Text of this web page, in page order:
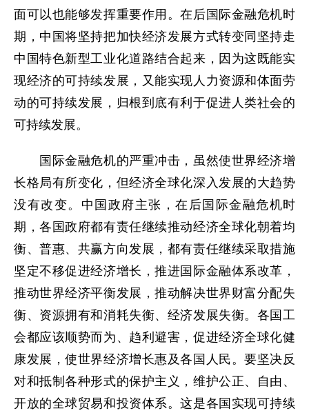
面可以也能够发挥重要作用。在后国际金融危机时
期，中国将坚持把加快经济发展方式转变同坚持走
中国特色新型工业化道路结合起来，因为这既能实
现经济的可持续发展，又能实现人力资源和体面劳
动的可持续发展，归根到底有利于促进人类社会的
可持续发展。
国际金融危机的严重冲击，虽然使世界经济增
长格局有所变化，但经济全球化深入发展的大趋势
没有改变。中国政府主张，在后国际金融危机时
期，各国政府都有责任继续推动经济全球化朝着均
衡、普惠、共赢方向发展，都有责任继续采取措施
坚定不移促进经济增长，推进国际金融体系改革，
推动世界经济平衡发展，推动解决世界财富分配失
衡、资源拥有和消耗失衡、经济发展失衡。各国工
会都应该顺势而为、趋利避害，促进经济全球化健
康发展，使世界经济增长惠及各国人民。要坚决反
对和抵制各种形式的保护主义，维护公正、自由、
开放的全球贸易和投资体系。这是各国实现可持续